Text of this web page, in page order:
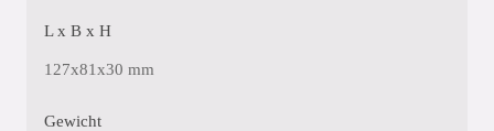
L x B x H
127x81x30 mm
Gewicht